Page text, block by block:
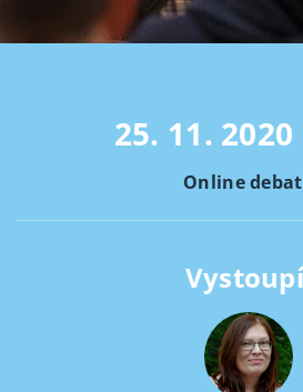
25. 11. 2020
Online